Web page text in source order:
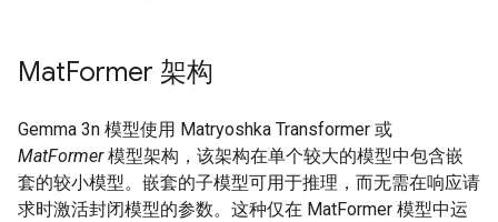
MatFormer 架构
Gemma 3n 模型使用 Matryoshka Transformer 或
MatFormer模型架构，该架构在单个较大的模型中包含嵌
套的较小模型。嵌套的子模型可用于推理，而无需在响应请
求时激活封闭模型的参数。这种仅在 MatFormer 模型中运